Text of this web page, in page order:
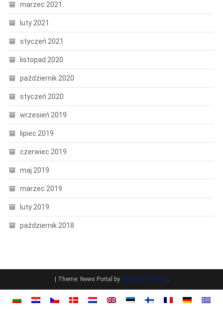
marzec 2021
luty 2021
styczeń 2021
listopad 2020
październik 2020
styczeń 2020
wrzesień 2019
lipiec 2019
czerwiec 2019
maj 2019
marzec 2019
luty 2019
październik 2018
Theme: News Portal by Mystery Themes.